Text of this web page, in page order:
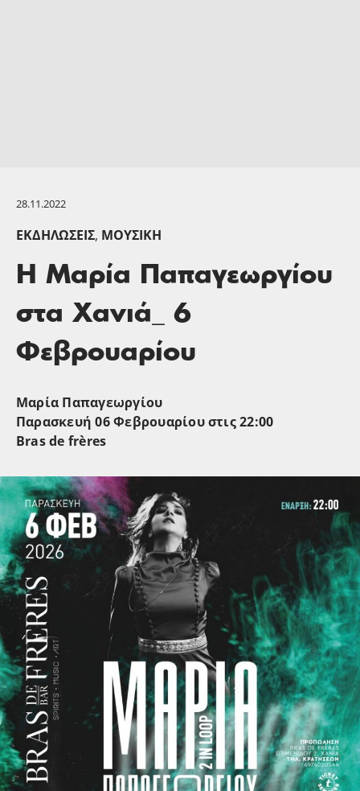
28.11.2022
ΕΚΔΗΛΏΣΕΙΣ, ΜΟΥΣΙΚΉ
Η Μαρία Παπαγεωργίου
στα Χανιά_ 6
Φεβρουαρίου
Μαρία Παπαγεωργίου
Παρασκευή 06 Φεβρουαρίου στις 22:00
Bras de frères